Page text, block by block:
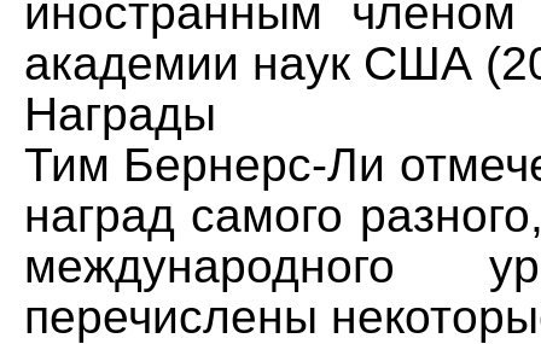
иностранным членом
академии наук США
Награды
Тим Бернерс-Ли
наград самого
международного
перечислены